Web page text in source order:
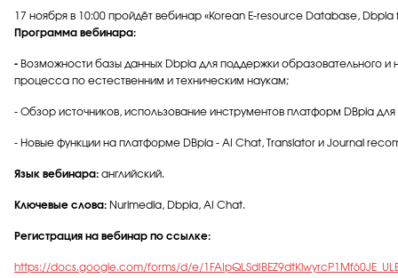
17 ноября в 10:00 пройдёт вебинар «Korean E-resource Database,
Программа вебинара:
- Возможности базы данных Dbpia для поддержки образовательного и
процесса по естественним и техническим наукам;
- Обзор источников, использование инструментов платформ DBpia
- Новые функции на платформе DBpia - AI Chat, Translator и Journal
Язык вебинара: английский.
Ключевые слова: Nurimedia, Dbpia, AI Chat.
Регистрация на вебинар по ссылке:
https://docs.google.com/forms/d/e/